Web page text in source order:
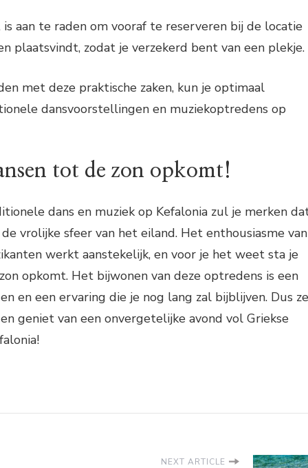
aan te raden om vooraf te reserveren bij de locatie
plaatsvindt, zodat je verzekerd bent van een plekje.
met deze praktische zaken, kun je optimaal
dansvoorstellingen en muziekoptredens op
tot de zon opkomt!
dans en muziek op Kefalonia zul je merken
vrolijke sfeer van het eiland. Het enthousiasme van
werkt aanstekelijk, en voor je het weet sta je
opkomt. Het bijwonen van deze optredens is een
en een ervaring die je nog lang zal bijblijven. Dus
geniet van een onvergetelijke avond vol Griekse
NEXT ARTICLE